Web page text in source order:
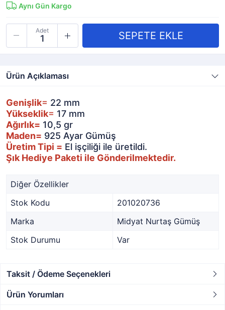
Aynı Gün Kargo
Adet
Ürün Açıklaması
Genişlik= 22 mm
Yükseklik= 17 mm
Ağırlık= 10,5 gr
Maden= 925 Ayar Gümüş
Üretim Tipi = El işçiliği ile üretildi.
Şık Hediye Paketi ile Gönderilmektedir.
Diğer Özellikler
Stok Kodu
201020736
Marka
Midyat Nurtaş Gümüş
Stok Durumu
Var
Taksit / Ödeme Seçenekleri
Ürün Yorumları